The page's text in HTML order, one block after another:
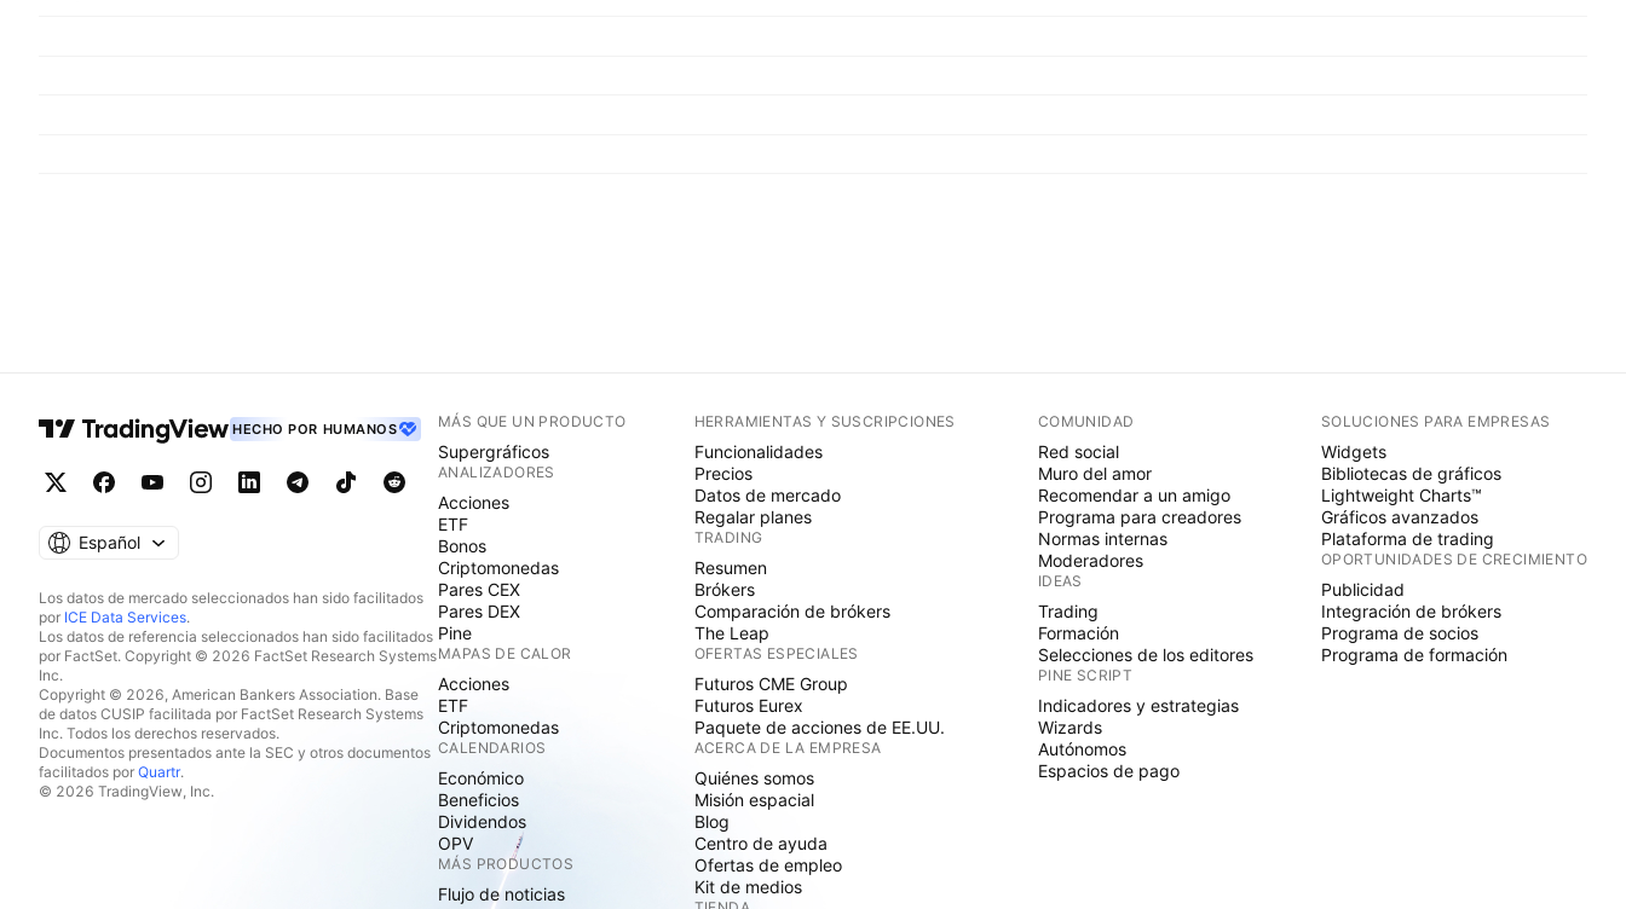
HECHO POR HUMANOS
Español
Los datos de mercado seleccionados han sido facilitados
por ICE Data Services.
Los datos de referencia seleccionados han sido facilitados
por FactSet. Copyright © 2026 FactSet Research Systems
Inc.
Copyright © 2026, American Bankers Association. Base
de datos CUSIP facilitada por FactSet Research Systems
Inc. Todos los derechos reservados.
Documentos presentados ante la SEC y otros documentos
facilitados por Quartr.
© 2026 TradingView, Inc.
MÁS QUE UN PRODUCTO
Supergráficos
ANALIZADORES
Acciones
ETF
Bonos
Criptomonedas
Pares CEX
Pares DEX
Pine
MAPAS DE CALOR
Acciones
ETF
Criptomonedas
CALENDARIOS
Económico
Beneficios
Dividendos
OPV
MÁS PRODUCTOS
Flujo de noticias
HERRAMIENTAS Y SUSCRIPCIONES
Funcionalidades
Precios
Datos de mercado
Regalar planes
TRADING
Resumen
Brókers
Comparación de brókers
The Leap
OFERTAS ESPECIALES
Futuros CME Group
Futuros Eurex
Paquete de acciones de EE.UU.
ACERCA DE LA EMPRESA
Quiénes somos
Misión espacial
Blog
Centro de ayuda
Ofertas de empleo
Kit de medios
COMUNIDAD
Red social
Muro del amor
Recomendar a un amigo
Programa para creadores
Normas internas
Moderadores
IDEAS
Trading
Formación
Selecciones de los editores
PINE SCRIPT
Indicadores y estrategias
Wizards
Autónomos
Espacios de pago
SOLUCIONES PARA EMPRESAS
Widgets
Bibliotecas de gráficos
Lightweight Charts™
Gráficos avanzados
Plataforma de trading
OPORTUNIDADES DE CRECIMIENTO
Publicidad
Integración de brókers
Programa de socios
Programa de formación